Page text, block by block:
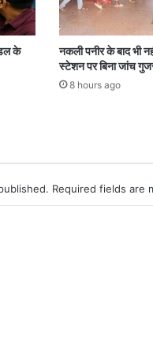
के
नकली पनीर के बाद भी
स्टेशन पर बिना जांच
8 hours ago
Required fields are